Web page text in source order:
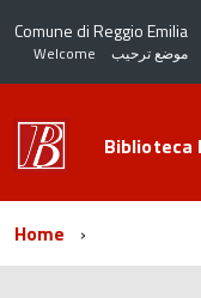
Comune di Reggio Emilia
Welcome موضع ترحيب
Biblioteca
Home